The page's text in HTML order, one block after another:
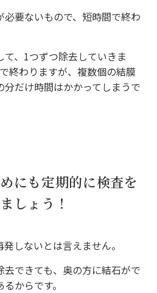
要ないもので、短時間で終わ
、1つずつ除去していきま
終わりますが、複数個の結膜
だけ時間はかかってしまうで
にも定期的に検査を
しょう！
しないとは言えません。
できても、奥の方に結石がで
からです。